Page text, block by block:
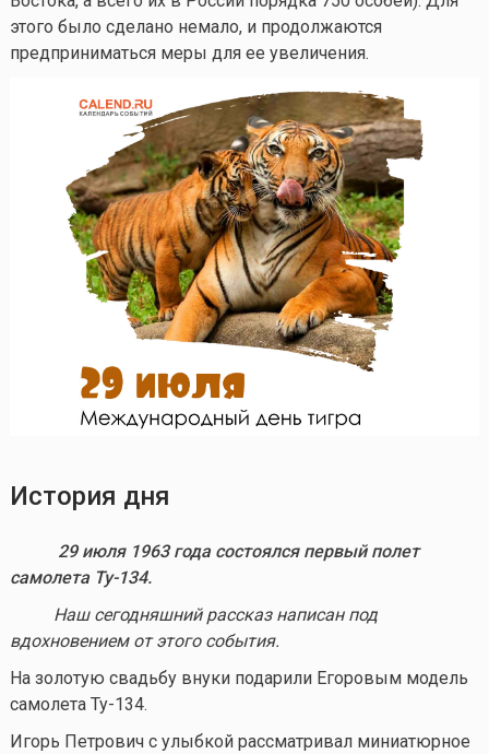
этого было сделано немало, и продолжаются
предприниматься меры для ее увеличения.
История дня
29 июля 1963 года состоялся первый полет
самолета Ту-134.
Наш сегодняшний рассказ написан под
вдохновением от этого события.
На золотую свадьбу внуки подарили Егоровым модель
самолета Ту-134.
Игорь Петрович с улыбкой рассматривал миниатюрное